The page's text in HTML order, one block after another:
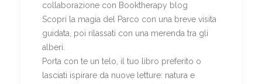
collaborazione con Booktherapy blog
Scopri la magia del Parco con una breve visita
guidata, poi rilassati con una merenda tra gli
alberi.
Porta con te un telo, il tuo libro preferito o
lasciati ispirare da nuove letture: natura e